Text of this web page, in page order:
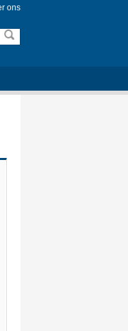
ons